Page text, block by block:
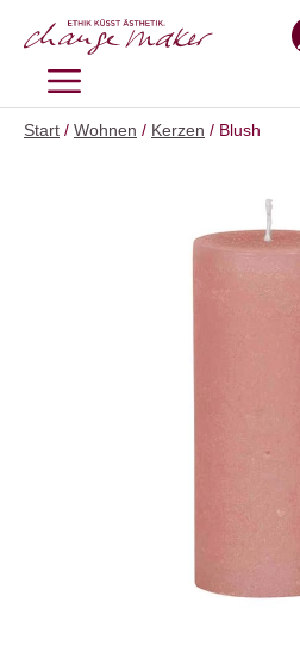
Inhalt
MENÜ
Start / Wohnen / Kerzen / Blush